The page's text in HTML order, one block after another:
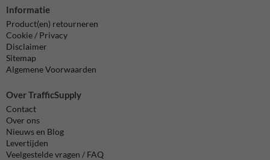
Informatie
Product(en) retourneren
Cookie / Privacy
Disclaimer
Sitemap
Algemene Voorwaarden
Over TrafficSupply
Contact
Over ons
Nieuws en Blog
Levertijden
Veelgestelde vragen / FAQ